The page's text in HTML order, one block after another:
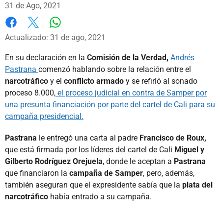
31 de Ago, 2021
Facebook
X
Actualizado: 31 de ago, 2021
En su declaración en la Comisión de la Verdad, Andrés
Pastrana comenzó hablando sobre la relación entre el
narcotráfico y el conflicto armado y se refirió al sonado
proceso 8.000, el proceso judicial en contra de Samper por
una presunta financiación por parte del cartel de Cali para su
campaña presidencial.
Pastrana le entregó una carta al padre Francisco de Roux,
que está firmada por los líderes del cartel de Cali Miguel y
Gilberto Rodríguez Orejuela, donde le aceptan a Pastrana
que financiaron la campaña de Samper, pero, además,
también aseguran que el expresidente sabía que la plata del
narcotráfico había entrado a su campaña.